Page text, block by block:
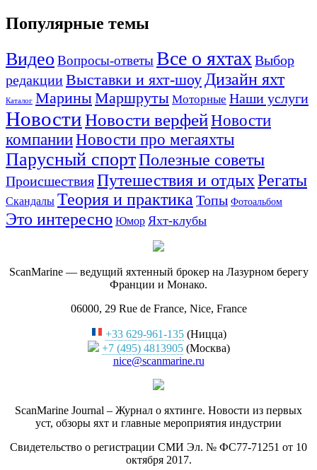
Популярные темы
Видео Вопросы-ответыВсе о яхтах Выбор
редакцииВыставки и яхт-шоу Дизайн яхт
Каталог МариныМаршруты Моторные Наши услуги
НовостиНовости верфейНовости
компанииНовости про мегаяхты
Парусный спортПолезные советы
ПроисшествияПутешествия и отдыхРегаты
Скандалы Теория и практика Топы Фотоальбом
Это интересно Юмор Яхт-клубы
ScanMarine — ведущий яхтенный брокер на Лазурном берегу
Франции и Монако.
06000, 29 Rue de France, Nice, France
+33 629-961-135(Ницца)
+7 (495) 4813905(Москва)
nice@scanmarine.ru
ScanMarine Journal – Журнал о яхтинге. Новости из первых
уст, обзоры яхт и главные мероприятия индустрии
Свидетельство о регистрации СМИ Эл. № ФС77-71251 от 10
октября 2017.